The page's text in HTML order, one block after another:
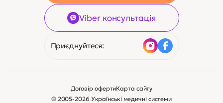
Viber консультація
Приєднуйтеся:
© 2005-2026 Українські медичні системи
Договір офертиКарта сайту